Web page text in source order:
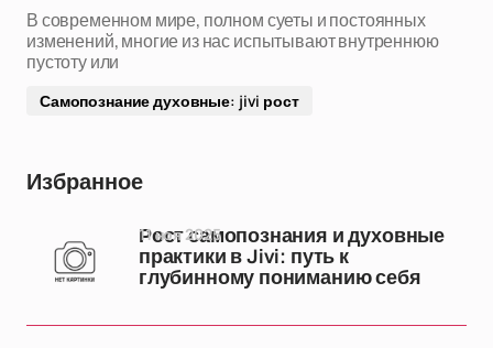
В современном мире, полном суеты и постоянных
изменений, многие из нас испытывают внутреннюю
пустоту или
Самопознание духовные: jivi рост
Избранное
Рост самопознания и духовные
практики в Jivi: путь к
глубинному пониманию себя
11 ноя 2025